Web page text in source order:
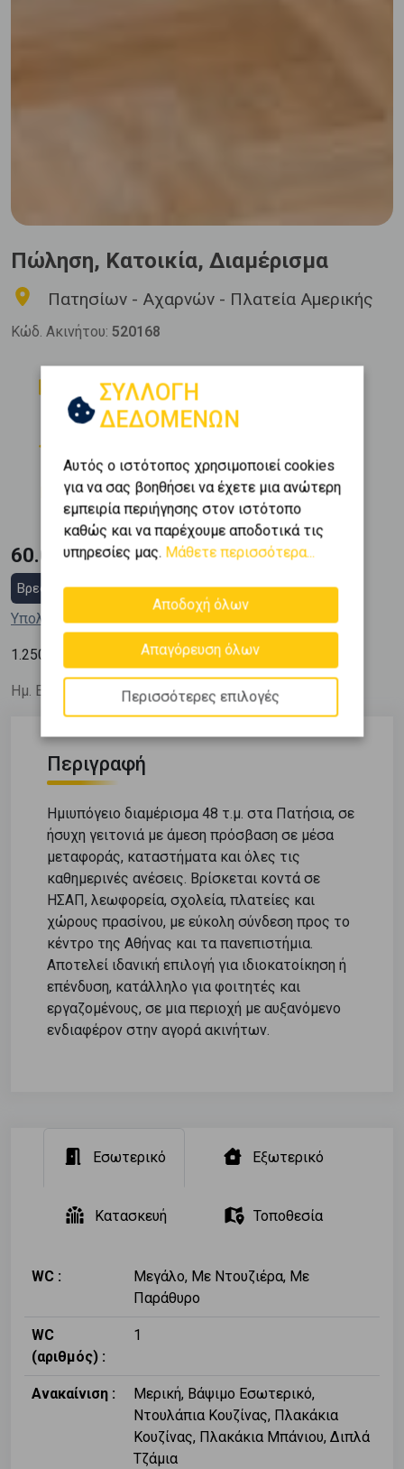
Πώληση, Κατοικία, Διαμέρισμα
Πατησίων - Αχαρνών - Πλατεία Αμερικής
Κώδ. Ακινήτου: 520168
1
Όροφος
Κατασκευή
1964
60.000 €
Βρες στεγαστικό δάνειο
Υπολόγισε τη δόση μου
1.250
Ημ. Ενημέρωσης: 03/06/26
Περιγραφή
Ημιυπόγειο διαμέρισμα 48 τ.μ. στα Πατήσια, σε
ήσυχη γειτονιά με άμεση πρόσβαση σε μέσα
μεταφοράς, καταστήματα και όλες τις
καθημερινές ανέσεις. Βρίσκεται κοντά σε
ΗΣΑΠ, λεωφορεία, σχολεία, πλατείες και
χώρους πρασίνου, με εύκολη σύνδεση προς το
κέντρο της Αθήνας και τα πανεπιστήμια.
Αποτελεί ιδανική επιλογή για ιδιοκατοίκηση ή
επένδυση, κατάλληλο για φοιτητές και
εργαζομένους, σε μια περιοχή με αυξανόμενο
ενδιαφέρον στην αγορά ακινήτων.
Εσωτερικό Εξωτερικό
Κατασκευή Τοποθεσία
WC :
Μεγάλο, Με Ντουζιέρα, Με
Παράθυρο
WC
(αριθμός) :
1
Ανακαίνιση :
Μερική, Βάψιμο Εσωτερικό,
Ντουλάπια Κουζίνας, Πλακάκια
Κουζίνας, Πλακάκια Μπάνιου, Διπλά
Τζάμια
ΣΥΛΛΟΓΗ
ΔΕΔΟΜΕΝΩΝ
Αυτός ο ιστότοπος χρησιμοποιεί cookies
για να σας βοηθήσει να έχετε μια ανώτερη
εμπειρία περιήγησης στον ιστότοπο
καθώς και να παρέχουμε αποδοτικά τις
υπηρεσίες μας. Μάθετε περισσότερα...
Αποδοχή όλων
Απαγόρευση όλων
Περισσότερες επιλογές